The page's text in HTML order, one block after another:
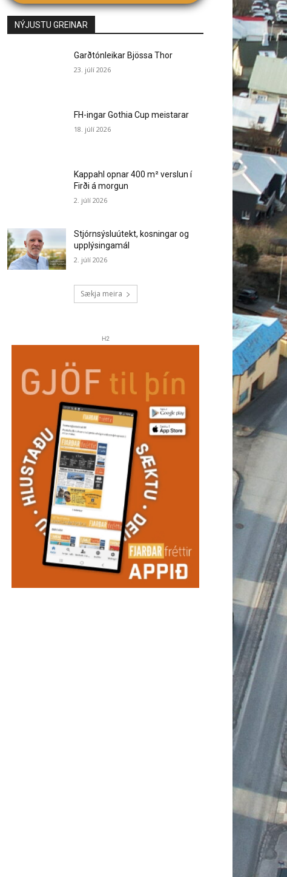
NÝJUSTU GREINAR
Garðtónleikar Bjössa Thor
23. júlí 2026
FH-ingar Gothia Cup meistarar
18. júlí 2026
Kappahl opnar 400 m² verslun í
Firði á morgun
2. júlí 2026
Stjórnsýsluútekt, kosningar og
upplýsingamál
2. júlí 2026
Sækja meira
H2